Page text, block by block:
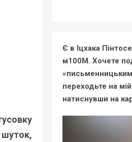
Є в Іцхака
м100М. Хочете
переходьте на
натиснувши на